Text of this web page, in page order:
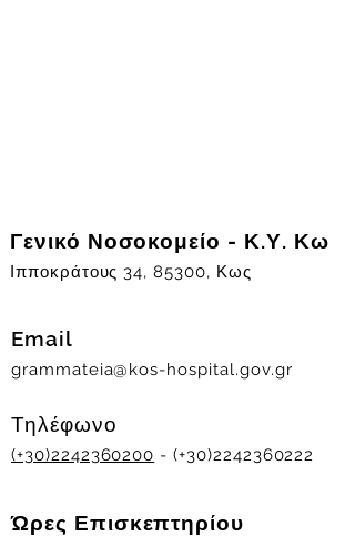
Γενικό Νοσοκομείο - Κ.Υ. Κω
Ιπποκράτους 34, 85300, Κως
Email
grammateia@kos-hospital.gov.gr
Τηλέφωνο
(+30)2242360200 - (+30)2242360222
Ώρες Επισκεπτηρίου